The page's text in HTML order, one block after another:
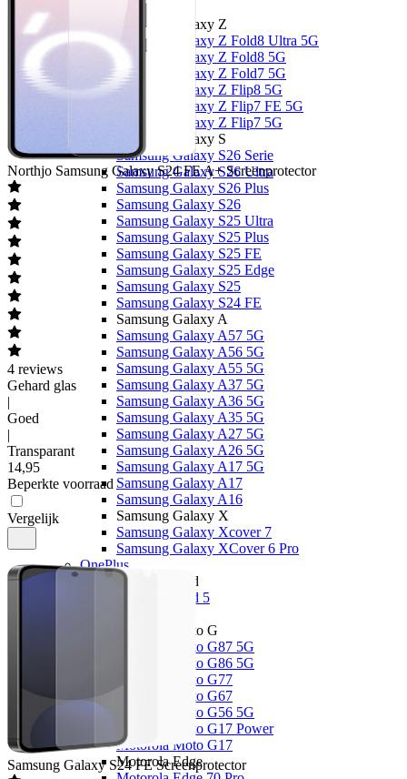
Samsung Galaxy Z
Samsung Galaxy Z Fold8 Ultra 5G
Samsung Galaxy Z Fold8 5G
Samsung Galaxy Z Fold7 5G
Samsung Galaxy Z Flip8 5G
Samsung Galaxy Z Flip7 FE 5G
Samsung Galaxy Z Flip7 5G
Samsung Galaxy S
Samsung Galaxy S26 Serie
Samsung Galaxy S26 Ultra
Samsung Galaxy S26 Plus
Samsung Galaxy S26
Samsung Galaxy S25 Ultra
Samsung Galaxy S25 Plus
Samsung Galaxy S25 FE
Samsung Galaxy S25 Edge
Samsung Galaxy S25
Samsung Galaxy S24 FE
Samsung Galaxy A
Samsung Galaxy A57 5G
Samsung Galaxy A56 5G
Samsung Galaxy A55 5G
Samsung Galaxy A37 5G
Samsung Galaxy A36 5G
Samsung Galaxy A35 5G
Samsung Galaxy A27 5G
Samsung Galaxy A26 5G
Samsung Galaxy A17 5G
Samsung Galaxy A17
Samsung Galaxy A16
Samsung Galaxy X
Samsung Galaxy Xcover 7
Samsung Galaxy XCover 6 Pro
OnePlus
OnePlus Nord
OnePlus Nord 5
Motorola Moto G
Motorola Moto G87 5G
Motorola Moto G86 5G
Motorola Moto G77
Motorola Moto G67
Motorola Moto G56 5G
Motorola Moto G17 Power
Motorola Moto G17
Motorola Edge
Northjo Samsung Galaxy S24 FE A+ Screenprotector
4 reviews
Gehard glas
|
Goed
|
Transparant
14,95
Beperkte voorraad
Vergelijk
Samsung Galaxy S24 FE Screenprotector